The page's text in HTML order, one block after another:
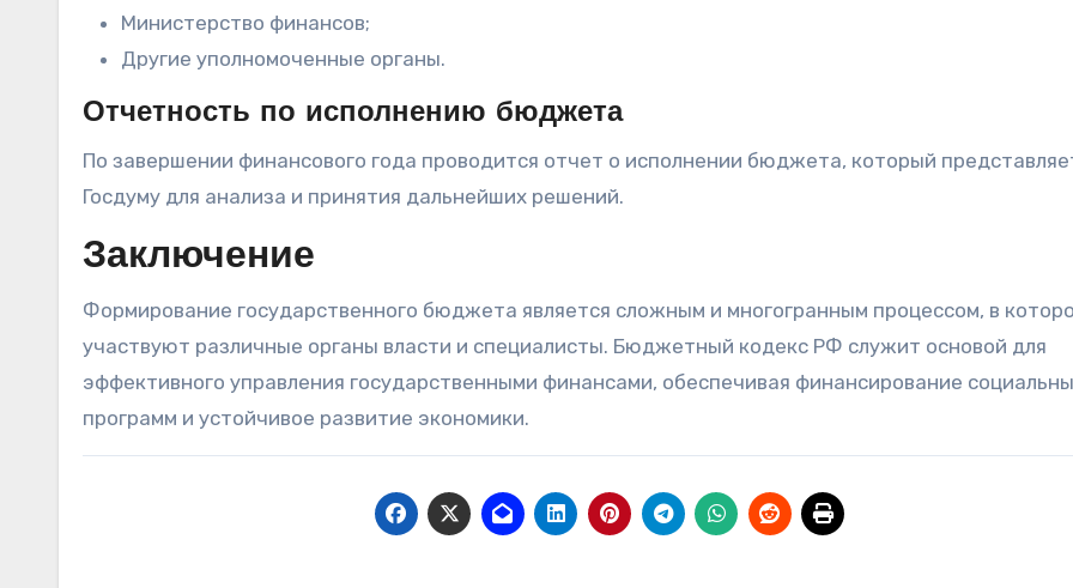
Министерство финансов;
Другие уполномоченные органы.
Отчетность по исполнению бюджета
По завершении финансового года проводится отчет о исполнении бюджета, который
Госдуму для анализа и принятия дальнейших решений.
Заключение
Формирование государственного бюджета является сложным и многогранным процессом, в
участвуют различные органы власти и специалисты. Бюджетный кодекс РФ служит основой для
эффективного управления государственными финансами, обеспечивая финансирование
программ и устойчивое развитие экономики.